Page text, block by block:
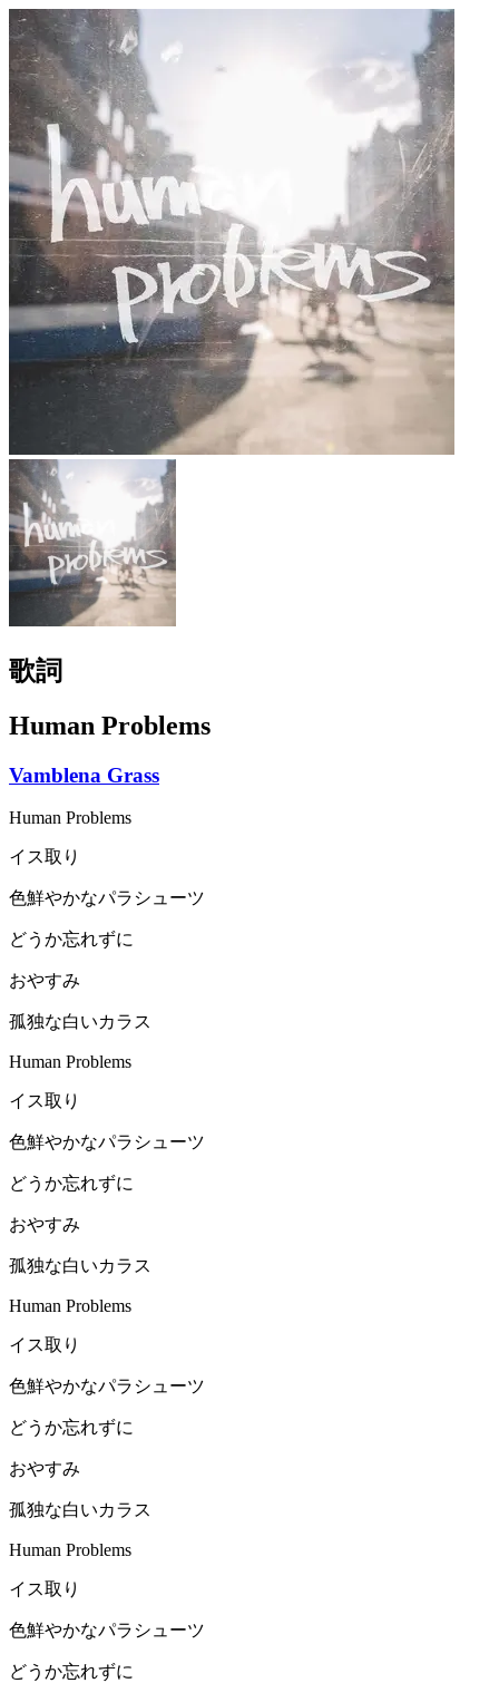
歌詞
Human Problems
Vamblena Grass
Human Problems
イス取り
色鮮やかなパラシューツ
どうか忘れずに
おやすみ
孤独な白いカラス
Human Problems
イス取り
色鮮やかなパラシューツ
どうか忘れずに
おやすみ
孤独な白いカラス
Human Problems
イス取り
色鮮やかなパラシューツ
どうか忘れずに
おやすみ
孤独な白いカラス
Human Problems
イス取り
色鮮やかなパラシューツ
どうか忘れずに